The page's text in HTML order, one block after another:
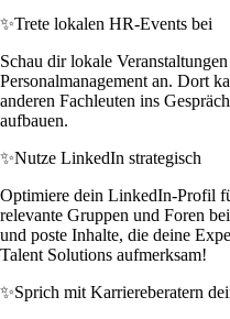
✨Trete lokalen HR-Events bei
Schau dir lokale
Personalmanagement an. Dort
anderen Fachleuten ins
aufbauen.
✨Nutze LinkedIn strategisch
Optimiere dein LinkedIn-Profil
relevante Gruppen und Foren
und poste Inhalte, die deine
Talent Solutions aufmerksam!
✨Sprich mit Karriereberatern